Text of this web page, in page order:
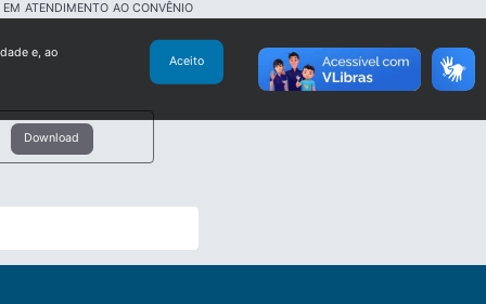
ATENDIMENTO AO CONVÊNIO
Download
e, ao
Aceito